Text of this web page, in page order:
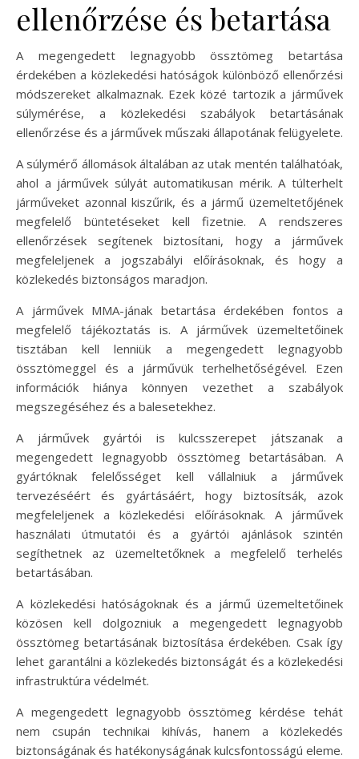
ellenőrzése és betartása
A megengedett legnagyobb össztömeg betartása
érdekében a közlekedési hatóságok különböző ellenőrzési
módszereket alkalmaznak. Ezek közé tartozik a járművek
súlymérése, a közlekedési szabályok betartásának
ellenőrzése és a járművek műszaki állapotának felügyelete.
A súlymérő állomások általában az utak mentén találhatóak,
ahol a járművek súlyát automatikusan mérik. A túlterhelt
járműveket azonnal kiszűrik, és a jármű üzemeltetőjének
megfelelő büntetéseket kell fizetnie. A rendszeres
ellenőrzések segítenek biztosítani, hogy a járművek
megfeleljenek a jogszabályi előírásoknak, és hogy a
közlekedés biztonságos maradjon.
A járművek MMA-jának betartása érdekében fontos a
megfelelő tájékoztatás is. A járművek üzemeltetőinek
tisztában kell lenniük a megengedett legnagyobb
össztömeggel és a járművük terhelhetőségével. Ezen
információk hiánya könnyen vezethet a szabályok
megszegéséhez és a balesetekhez.
A járművek gyártói is kulcsszerepet játszanak a
megengedett legnagyobb össztömeg betartásában. A
gyártóknak felelősséget kell vállalniuk a járművek
tervezéséért és gyártásáért, hogy biztosítsák, azok
megfeleljenek a közlekedési előírásoknak. A járművek
használati útmutatói és a gyártói ajánlások szintén
segíthetnek az üzemeltetőknek a megfelelő terhelés
betartásában.
A közlekedési hatóságoknak és a jármű üzemeltetőinek
közösen kell dolgozniuk a megengedett legnagyobb
össztömeg betartásának biztosítása érdekében. Csak így
lehet garantálni a közlekedés biztonságát és a közlekedési
infrastruktúra védelmét.
A megengedett legnagyobb össztömeg kérdése tehát
nem csupán technikai kihívás, hanem a közlekedés
biztonságának és hatékonyságának kulcsfontosságú eleme.